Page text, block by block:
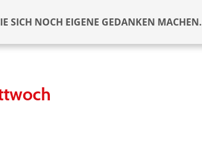
SICH NOCH EIGENE GEDANKEN MACHEN.